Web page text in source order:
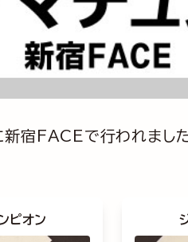
宿FACEで行われまし
ピオン